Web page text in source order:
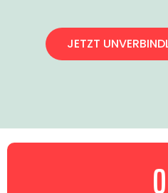
JETZT
0